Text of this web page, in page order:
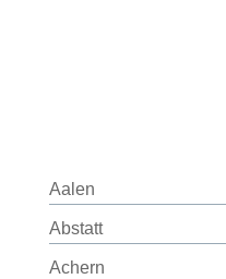
Aalen
Abstatt
Achern